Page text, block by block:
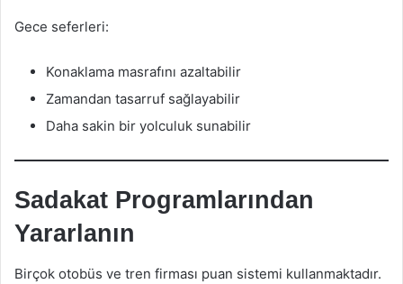
Gece seferleri:
Konaklama masrafını azaltabilir
Zamandan tasarruf sağlayabilir
Daha sakin bir yolculuk sunabilir
Sadakat Programlarından
Yararlanın
Birçok otobüs ve tren firması puan sistemi kullanmaktadır.